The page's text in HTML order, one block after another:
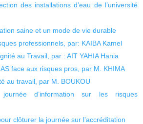
des installations d’eau de l’université
saine et un mode de vie durable
professionnels, par: KAIBA Kamel
au Travail, par : AIT YAHIA Hania
face aux risques pros, par M. KHIMA
au travail, par M. BOUKOU
d’information sur les risques
clôturer la journée sur l’accréditation